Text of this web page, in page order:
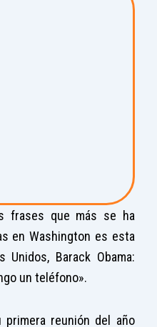
frases que más se ha
en Washington es esta
Barack Obama:
un teléfono».
primera reunión del año